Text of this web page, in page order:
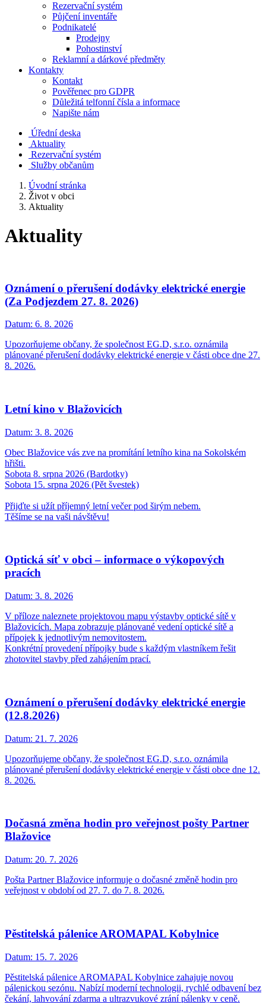
Rezervační systém
Půjčení inventáře
Podnikatelé
Prodejny
Pohostinství
Reklamní a dárkové předměty
Kontakty
Kontakt
Pověřenec pro GDPR
Důležitá telfonní čísla a informace
Napište nám
Úřední deska
Aktuality
Rezervační systém
Služby občanům
Úvodní stránka
Život v obci
Aktuality
Aktuality
Oznámení o přerušení dodávky elektrické energie
(Za Podjezdem 27. 8. 2026)
Datum: 6. 8. 2026
Upozorňujeme občany, že společnost EG.D, s.r.o. oznámila
plánované přerušení dodávky elektrické energie v části obce dne 27.
8. 2026.
Letní kino v Blažovicích
Datum: 3. 8. 2026
Obec Blažovice vás zve na promítání letního kina na Sokolském
hřišti.
Sobota 8. srpna 2026 (Bardotky)
Sobota 15. srpna 2026 (Pět švestek)
Přijďte si užít příjemný letní večer pod širým nebem.
Těšíme se na vaši návštěvu!
Optická síť v obci – informace o výkopových
pracích
Datum: 3. 8. 2026
V příloze naleznete projektovou mapu výstavby optické sítě v
Blažovicích. Mapa zobrazuje plánované vedení optické sítě a
přípojek k jednotlivým nemovitostem.
Konkrétní provedení přípojky bude s každým vlastníkem řešit
zhotovitel stavby před zahájením prací.
Oznámení o přerušení dodávky elektrické energie
(12.8.2026)
Datum: 21. 7. 2026
Upozorňujeme občany, že společnost EG.D, s.r.o. oznámila
plánované přerušení dodávky elektrické energie v části obce dne 12.
8. 2026.
Dočasná změna hodin pro veřejnost pošty Partner
Blažovice
Datum: 20. 7. 2026
Pošta Partner Blažovice informuje o dočasné změně hodin pro
veřejnost v období od 27. 7. do 7. 8. 2026.
Pěstitelská pálenice AROMAPAL Kobylnice
Datum: 15. 7. 2026
Pěstitelská pálenice AROMAPAL Kobylnice zahajuje novou
pálenickou sezónu. Nabízí moderní technologii, rychlé odbavení bez
čekání, lahvování zdarma a ultrazvukové zrání pálenky v ceně.